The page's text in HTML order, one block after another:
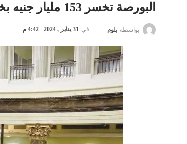
البورصة تخسر 153 مليار جنيه بختام تعاملات الأربعاء
بواسطة بلوم في 31 يناير , 2024 - 4:42 م